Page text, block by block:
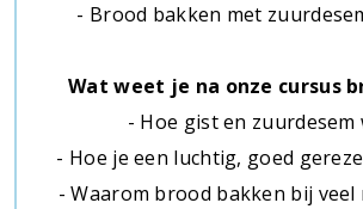
- Brood bakken met
Wat weet je na onze cursus
- Hoe gist en zuurdesem
- Hoe je een luchtig, goed
- Waarom brood bakken bij veel